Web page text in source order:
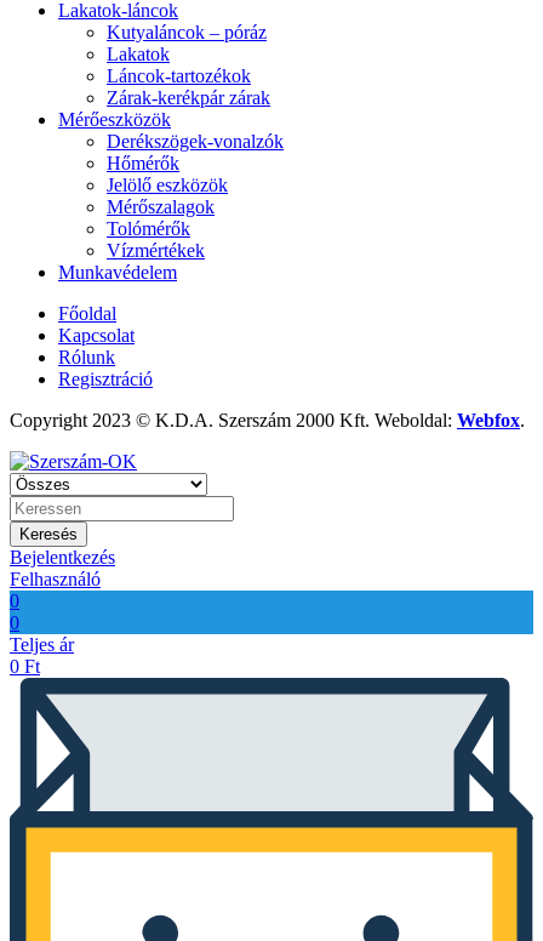
Lakatok-láncok
Kutyaláncok – póráz
Lakatok
Láncok-tartozékok
Zárak-kerékpár zárak
Mérőeszközök
Derékszögek-vonalzók
Hőmérők
Jelölő eszközök
Mérőszalagok
Tolómérők
Vízmértékek
Munkavédelem
Főoldal
Kapcsolat
Rólunk
Regisztráció
Copyright 2023 © K.D.A. Szerszám 2000 Kft. Weboldal: Webfox.
Keresés
Bejelentkezés
Felhasználó
0
0
Teljes ár
0 Ft